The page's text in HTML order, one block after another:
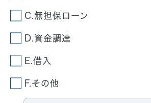
C.無担保ローン
D.資金調達
E.借入
F.その他